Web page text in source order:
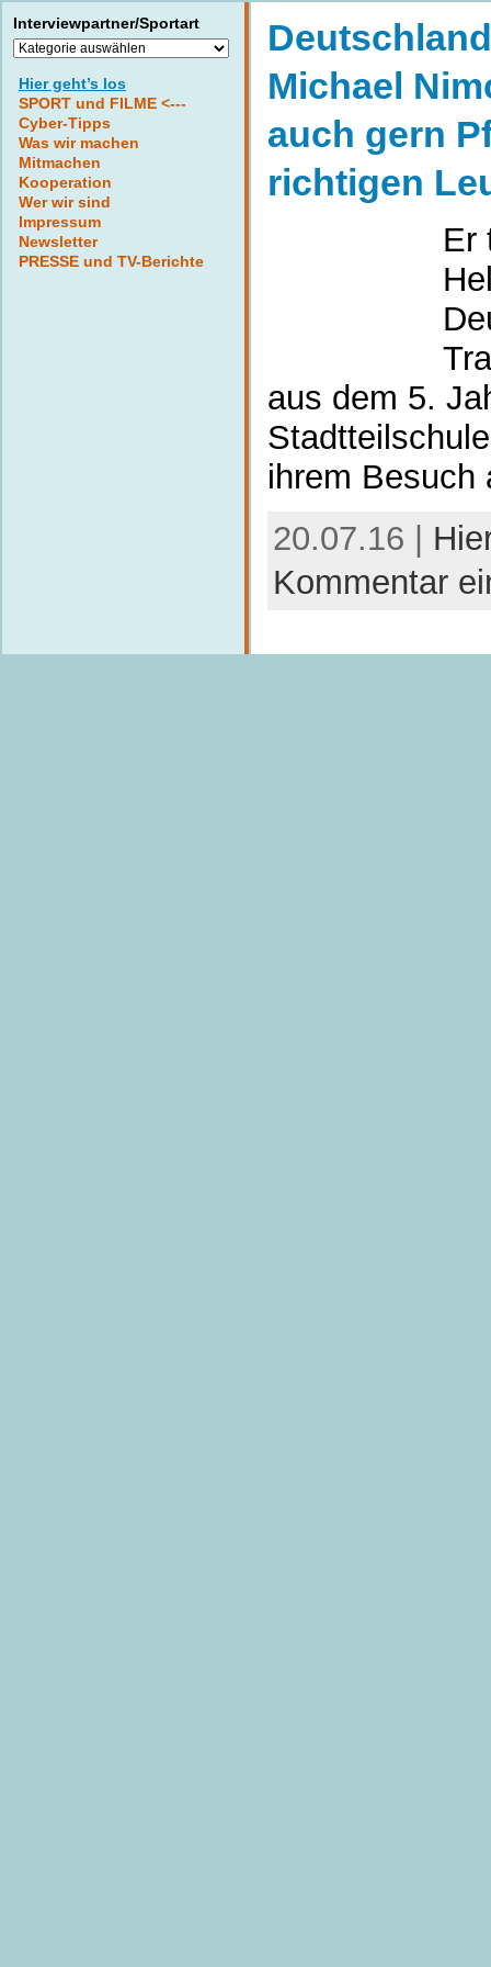
Interviewpartner/Sportart
Interviewpartner/Sportart
Hier geht’s los
SPORT und FILME <---
Cyber-Tipps
Was wir machen
Mitmachen
Kooperation
Wer wir sind
Impressum
Newsletter
PRESSE und TV-Berichte
Michael
auch gern
richtigen
Er
aus dem 5.
ihrem
20.07.16 |
Kommentar